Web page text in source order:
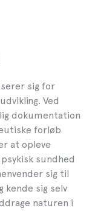
sig for
Ved
dokumentation
forløb
at opleve
sundhed
sig til
kende sig selv
naturen i